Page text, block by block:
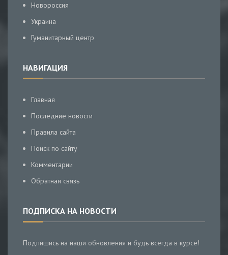
Новороссия
Украина
Гуманитарный центр
НАВИГАЦИЯ
Главная
Последние новости
Правила сайта
Поиск по сайту
Комментарии
Обратная связь
ПОДПИСКА НА НОВОСТИ
Подпишись на наши обновления и будь всегда в курсе!